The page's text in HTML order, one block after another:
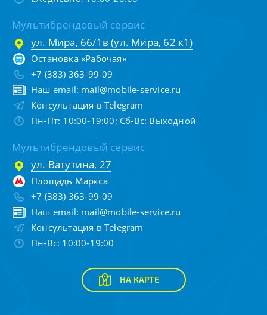
Мультибрендовый сервис
ул. Мира, 66/1в (ул. Мира, 62 к1)
Остановка «Рабочая»
+7 (383) 363-99-09
Наш email: mail@mobile-service.ru
Консультация в Telegram
Пн-Пт: 10:00-19:00; Сб-Вс: Выходной
Мультибрендовый сервис
ул. Ватутина, 27
Площадь Маркса
+7 (383) 363-99-09
Наш email: mail@mobile-service.ru
Консультация в Telegram
Пн-Вс: 10:00-19:00
НА КАРТЕ